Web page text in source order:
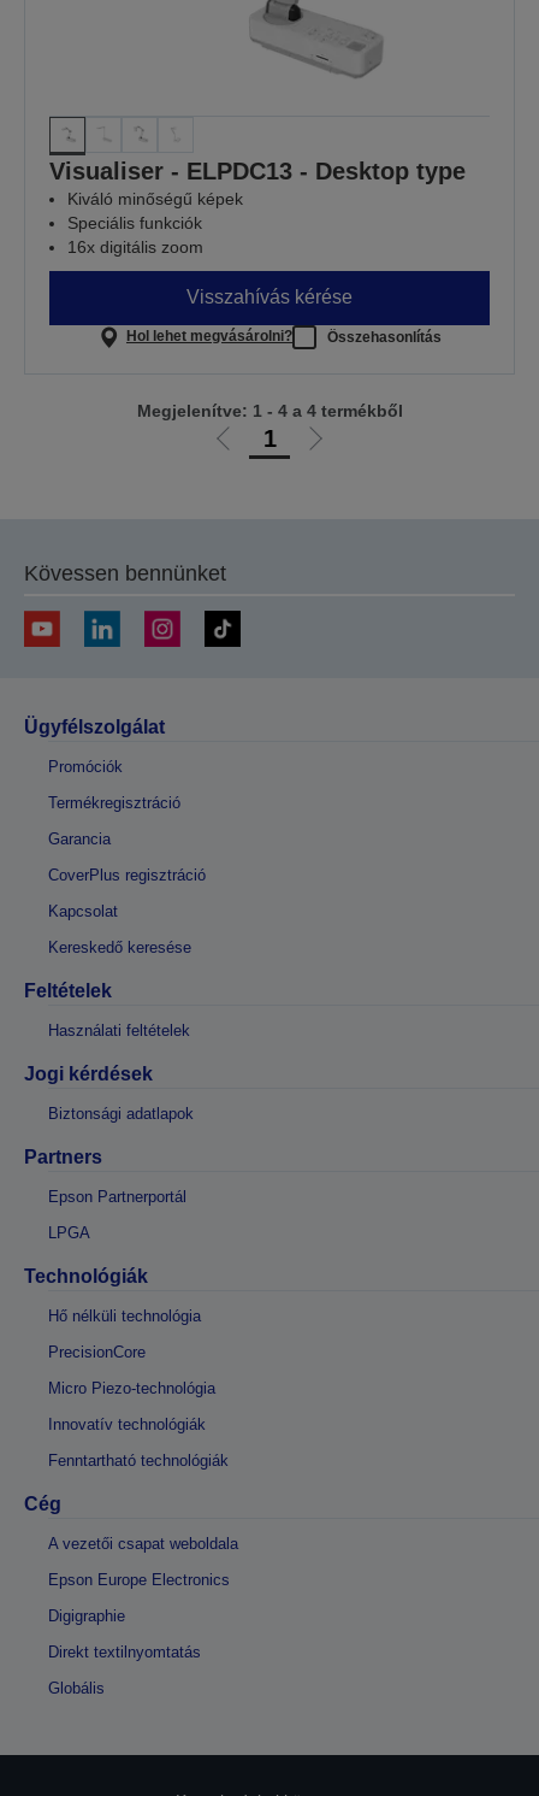
Visualiser - ELPDC13 - Desktop type
Kiváló minőségű képek
Speciális funkciók
16x digitális zoom
Visszahívás kérése
Hol lehet megvásárolni? Összehasonlítás
Előző
1
Következő
Megjelenítve: 1 - 4 a 4 termékből
Kövessen bennünket
Ügyfélszolgálat
Promóciók
Termékregisztráció
Garancia
CoverPlus regisztráció
Kapcsolat
Kereskedő keresése
Feltételek
Használati feltételek
Jogi kérdések
Biztonsági adatlapok
Partners
Epson Partnerportál
LPGA
Technológiák
Hő nélküli technológia
PrecisionCore
Micro Piezo-technológia
Innovatív technológiák
Fenntartható technológiák
Cég
A vezetői csapat weboldala
Epson Europe Electronics
Digigraphie
Direkt textilnyomtatás
Globális